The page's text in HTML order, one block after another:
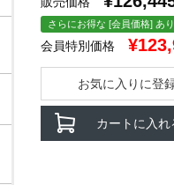
さらにお得な [会員価格] あり
会員特別価格 ¥
カートに入れ
お気に入りに登